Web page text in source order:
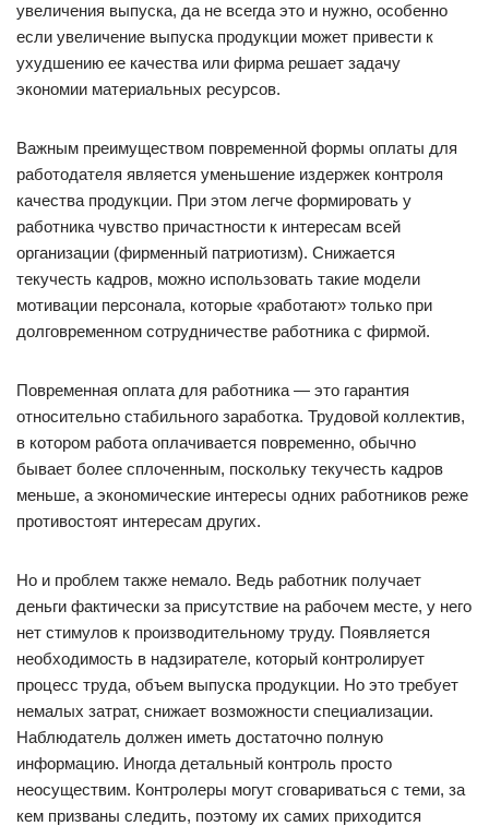
увеличения выпуска, да не всегда это и нужно, особенно
если увеличение выпуска продукции может привести к
ухудшению ее качества или фирма решает задачу
экономии материальных ресурсов.
Важным преимуществом повременной формы оплаты для
работодателя является уменьшение издержек контроля
качества продукции. При этом легче формировать у
работника чувство причастности к интересам всей
организации (фирменный патриотизм). Снижается
текучесть кадров, можно использовать такие модели
мотивации персонала, которые «работают» только при
долговременном сотрудничестве работника с фирмой.
Повременная оплата для работника — это гарантия
относительно стабильного заработка. Трудовой коллектив,
в котором работа оплачивается повременно, обычно
бывает более сплоченным, поскольку текучесть кадров
меньше, а экономические интересы одних работников реже
противостоят интересам других.
Но и проблем также немало. Ведь работник получает
деньги фактически за присутствие на рабочем месте, у него
нет стимулов к производительному труду. Появляется
необходимость в надзирателе, который контролирует
процесс труда, объем выпуска продукции. Но это требует
немалых затрат, снижает возможности специализации.
Наблюдатель должен иметь достаточно полную
информацию. Иногда детальный контроль просто
неосуществим. Контролеры могут сговариваться с теми, за
кем призваны следить, поэтому их самих приходится